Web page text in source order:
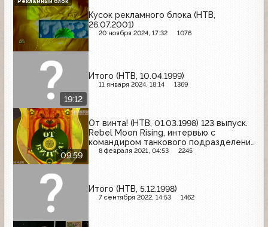
Кусок рекламного блока (НТВ,
26.07.2001)
20 ноября 2024, 17:32 1076
19:12
Итого (НТВ, 10.04.1999)
11 января 2024, 18:14 1369
09:59
От винта! (НТВ, 01.03.1998) 123 выпуск.
Rebel Moon Rising, интервью с
командиром танкового подразделения
господином Шульцом, Panzer General
8 февраля 2021, 04:53 2245
Итого (НТВ, 5.12.1998)
7 сентября 2022, 14:53 1462